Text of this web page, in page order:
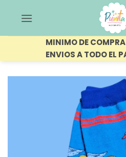
MINIMO DE
ENVIOS A TODO EL